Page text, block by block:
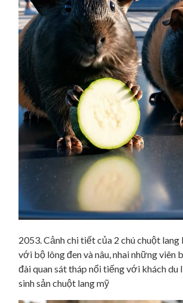
2053. Cảnh chi tiết của 2 chú chuột
với bộ lông đen và nâu, nhai những viên
đài quan sát tháp nổi tiếng với khách du
sinh sản chuột lang mỹ